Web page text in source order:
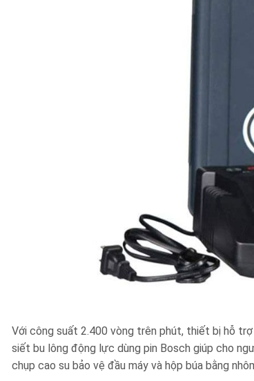
Với công suất 2.400 vòng trên phút, thiết bị hỗ
siết bu lông động lực dùng pin Bosch giúp cho
chụp cao su bảo vệ đầu máy và hộp búa bằng